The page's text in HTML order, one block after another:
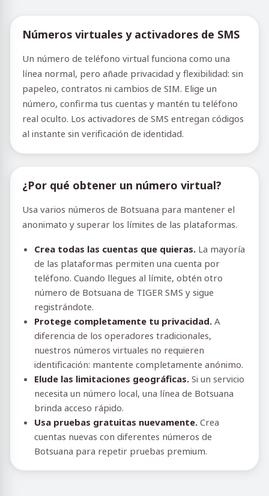
Números virtuales y activadores de SMS
Un número de teléfono virtual funciona como una
línea normal, pero añade privacidad y flexibilidad: sin
papeleo, contratos ni cambios de SIM. Elige un
número, confirma tus cuentas y mantén tu teléfono
real oculto. Los activadores de SMS entregan códigos
al instante sin verificación de identidad.
¿Por qué obtener un número virtual?
Usa varios números de Botsuana para mantener el
anonimato y superar los límites de las plataformas.
Crea todas las cuentas que quieras. La mayoría
de las plataformas permiten una cuenta por
teléfono. Cuando llegues al límite, obtén otro
número de Botsuana de TIGER SMS y sigue
registrándote.
Protege completamente tu privacidad. A
diferencia de los operadores tradicionales,
nuestros números virtuales no requieren
identificación: mantente completamente anónimo.
Elude las limitaciones geográficas. Si un servicio
necesita un número local, una línea de Botsuana
brinda acceso rápido.
Usa pruebas gratuitas nuevamente. Crea
cuentas nuevas con diferentes números de
Botsuana para repetir pruebas premium.